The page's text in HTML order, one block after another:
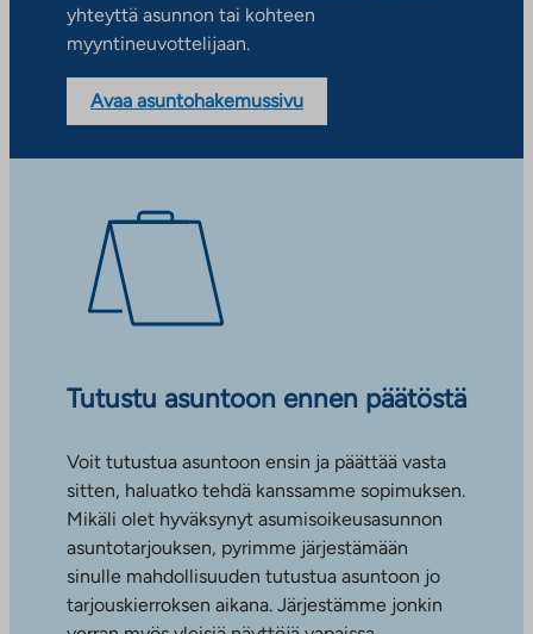
yhteyttä asunnon tai kohteen
myyntineuvottelijaan.
Avaa asuntohakemussivu
Tutustu asuntoon ennen päätöstä
Voit tutustua asuntoon ensin ja päättää vasta
sitten, haluatko tehdä kanssamme sopimuksen.
Mikäli olet hyväksynyt asumisoikeusasunnon
asuntotarjouksen, pyrimme järjestämään
sinulle mahdollisuuden tutustua asuntoon jo
tarjouskierroksen aikana. Järjestämme jonkin